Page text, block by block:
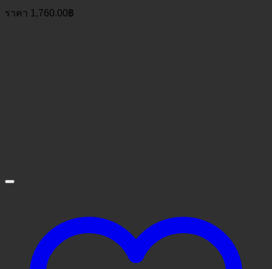
ราคา 1,760.00฿